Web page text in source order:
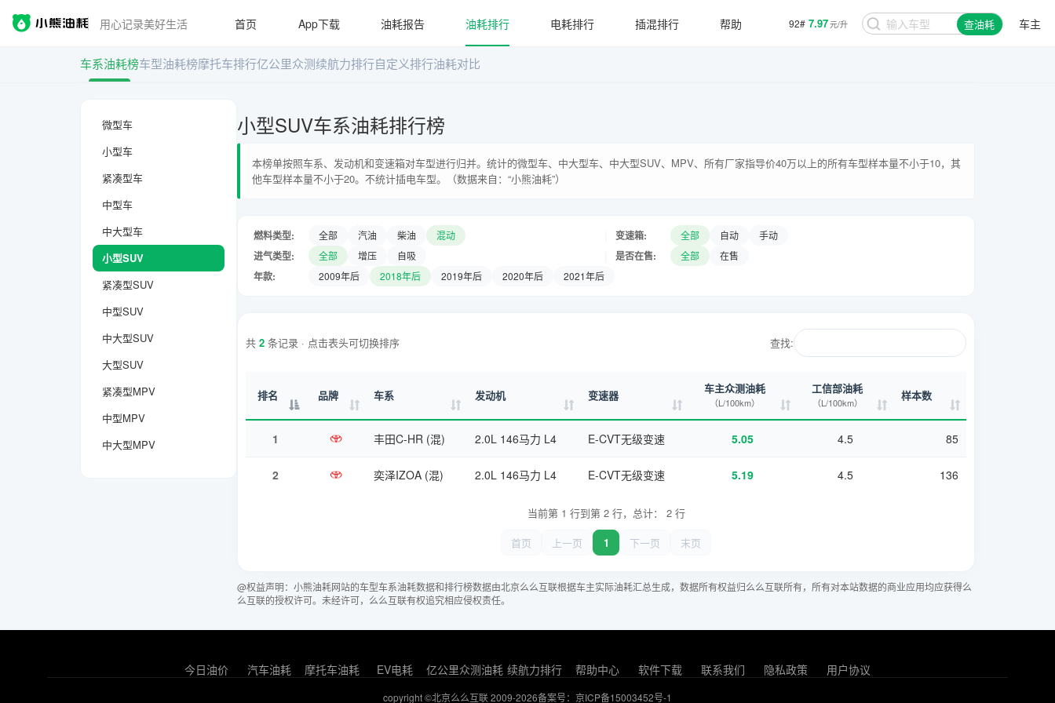
用心记录美好生活 92# 7.97元/升 查油耗 车主
首页 App下载 油耗报告 油耗排行 电耗排行 插混排行 帮助
车系油耗榜车型油耗榜摩托车排行亿公里众测续航力排行自定义排行油耗对比
微型车
小型车
紧凑型车
中型车
中大型车
小型SUV
紧凑型SUV
中型SUV
中大型SUV
大型SUV
紧凑型MPV
中型MPV
中大型MPV
小型SUV车系油耗排行榜
本榜单按照车系、发动机和变速箱对车型进行归并。统计的微型车、中大型车、中大型SUV、MPV、所有厂家指导价40万以上的所有车型样本量不小于10，其
他车型样本量不小于20。不统计插电车型。（数据来自：“小熊油耗”）
燃料类型: 全部 汽油 柴油 混动 变速箱: 全部 自动 手动
进气类型: 全部 增压 自吸 是否在售: 全部 在售
年款: 2009年后 2018年后 2019年后 2020年后 2021年后
共 2 条记录 · 点击表头可切换排序 查找:
排名 品牌 车系 发动机 变速器 车主众测油耗
（L/100km）
工信部油耗
（L/100km） 样本数
1 丰田C-HR (混) 2.0L 146马力 L4 E-CVT无级变速 5.05 4.5 85
2 奕泽IZOA (混) 2.0L 146马力 L4 E-CVT无级变速 5.19 4.5 136
当前第 1 行到第 2 行，总计： 2 行
首页
上一页 1 下一页 末页
@权益声明：小熊油耗网站的车型车系油耗数据和排行榜数据由北京么么互联根据车主实际油耗汇总生成，数据所有权益归么么互联所有，所有对本站数据的商业应用均应获得么
么互联的授权许可。未经许可，么么互联有权追究相应侵权责任。
今日油价 汽车油耗 摩托车油耗 EV电耗 亿公里众测油耗 续航力排行 帮助中心 软件下载 联系我们 隐私政策 用户协议
copyright ©北京么么互联 2009-2026备案号：京ICP备15003452号-1